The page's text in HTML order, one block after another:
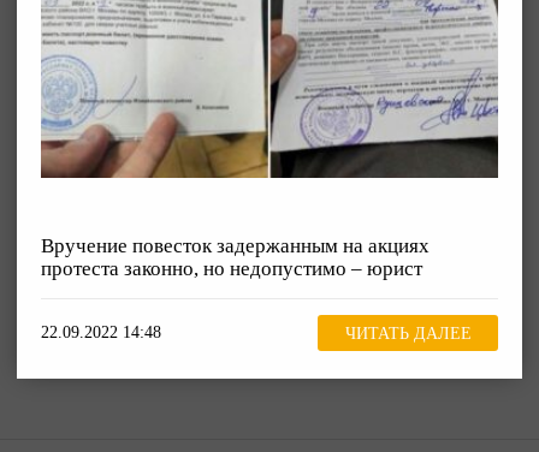
Вручение повесток задержанным на акциях
протеста законно, но недопустимо – юрист
22.09.2022 14:48 ЧИТАТЬ ДАЛЕЕ